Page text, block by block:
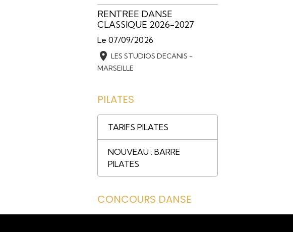
RENTREE DANSE
CLASSIQUE 2026-2027
Le 07/09/2026
LES STUDIOS DECANIS -
MARSEILLE
PILATES
TARIFS PILATES
NOUVEAU : BARRE
PILATES
CONCOURS DANSE